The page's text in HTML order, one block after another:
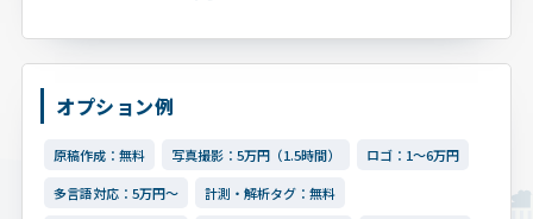
オプション例
原稿作成：無料 写真撮影：5万円（1.5時間）
ロゴ：1～6万円
多言語対応：5万円～
計測・解析タグ：無料